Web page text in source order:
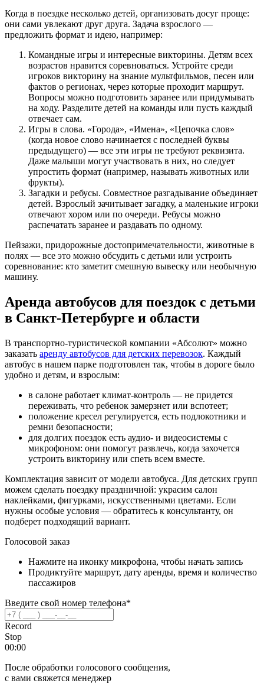
Когда в поездке несколько детей, организовать досуг проще:
они сами увлекают друг друга. Задача взрослого —
предложить формат и идею, например:
Командные игры и интересные викторины. Детям всех
возрастов нравится соревноваться. Устройте среди
игроков викторину на знание мультфильмов, песен или
фактов о регионах, через которые проходит маршрут.
Вопросы можно подготовить заранее или придумывать
на ходу. Разделите детей на команды или пусть каждый
отвечает сам.
Игры в слова. «Города», «Имена», «Цепочка слов»
(когда новое слово начинается с последней буквы
предыдущего) — все эти игры не требуют реквизита.
Даже малыши могут участвовать в них, но следует
упростить формат (например, называть животных или
фрукты).
Загадки и ребусы. Совместное разгадывание объединяет
детей. Взрослый зачитывает загадку, а маленькие игроки
отвечают хором или по очереди. Ребусы можно
распечатать заранее и раздавать по одному.
Пейзажи, придорожные достопримечательности, животные в
полях — все это можно обсудить с детьми или устроить
соревнование: кто заметит смешную вывеску или необычную
машину.
Аренда автобусов для поездок с детьми
в Санкт-Петербурге и области
В транспортно-туристической компании «Абсолют» можно
заказать аренду автобусов для детских перевозок. Каждый
автобус в нашем парке подготовлен так, чтобы в дороге было
удобно и детям, и взрослым:
в салоне работает климат-контроль — не придется
переживать, что ребенок замерзнет или вспотеет;
положение кресел регулируется, есть подлокотники и
ремни безопасности;
для долгих поездок есть аудио- и видеосистемы с
микрофоном: они помогут развлечь, когда захочется
устроить викторину или спеть всем вместе.
Комплектация зависит от модели автобуса. Для детских групп
можем сделать поездку праздничной: украсим салон
наклейками, фигурками, искусственными цветами. Если
нужны особые условия — обратитесь к консультанту, он
подберет подходящий вариант.
Голосовой заказ
Нажмите на иконку микрофона, чтобы начать запись
Продиктуйте маршрут, дату аренды, время и количество
пассажиров
Введите свой номер телефона*
Record
Stop
00:00
После обработки голосового сообщения,
с вами свяжется менеджер